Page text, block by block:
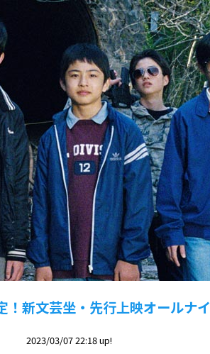
！新文芸坐・先行上映オールナ
2023/03/07 22:18 up!